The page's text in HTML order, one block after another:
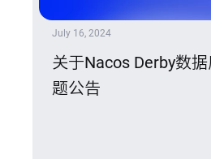
July 16, 2024
关于Nacos Derby数
题公告